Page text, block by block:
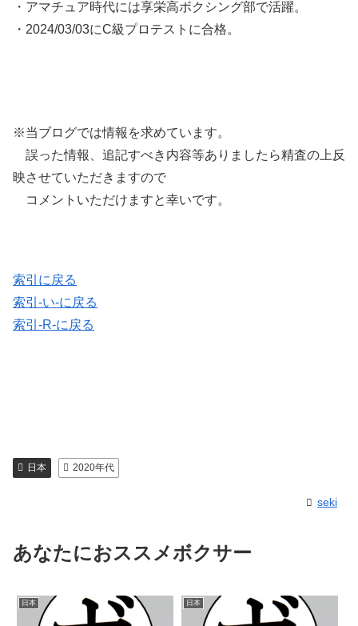
・アマチュア時代には享栄高ボクシング部で活躍。
・2024/03/03にC級プロテストに合格。
※当ブログでは情報を求めています。
誤った情報、追記すべき内容等ありましたら精査の上反
映させていただきますので
コメントいただけますと幸いです。
索引に戻る
索引-い-に戻る
索引-R-に戻る
日本 2020年代
seki
あなたにおススメボクサー
日本 日本